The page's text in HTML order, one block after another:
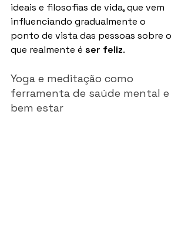
ideais e filosofias de vida, que vem
influenciando gradualmente o
ponto de vista das pessoas sobre o
que realmente é ser feliz.
Yoga e meditação como
ferramenta de saúde mental e
bem estar